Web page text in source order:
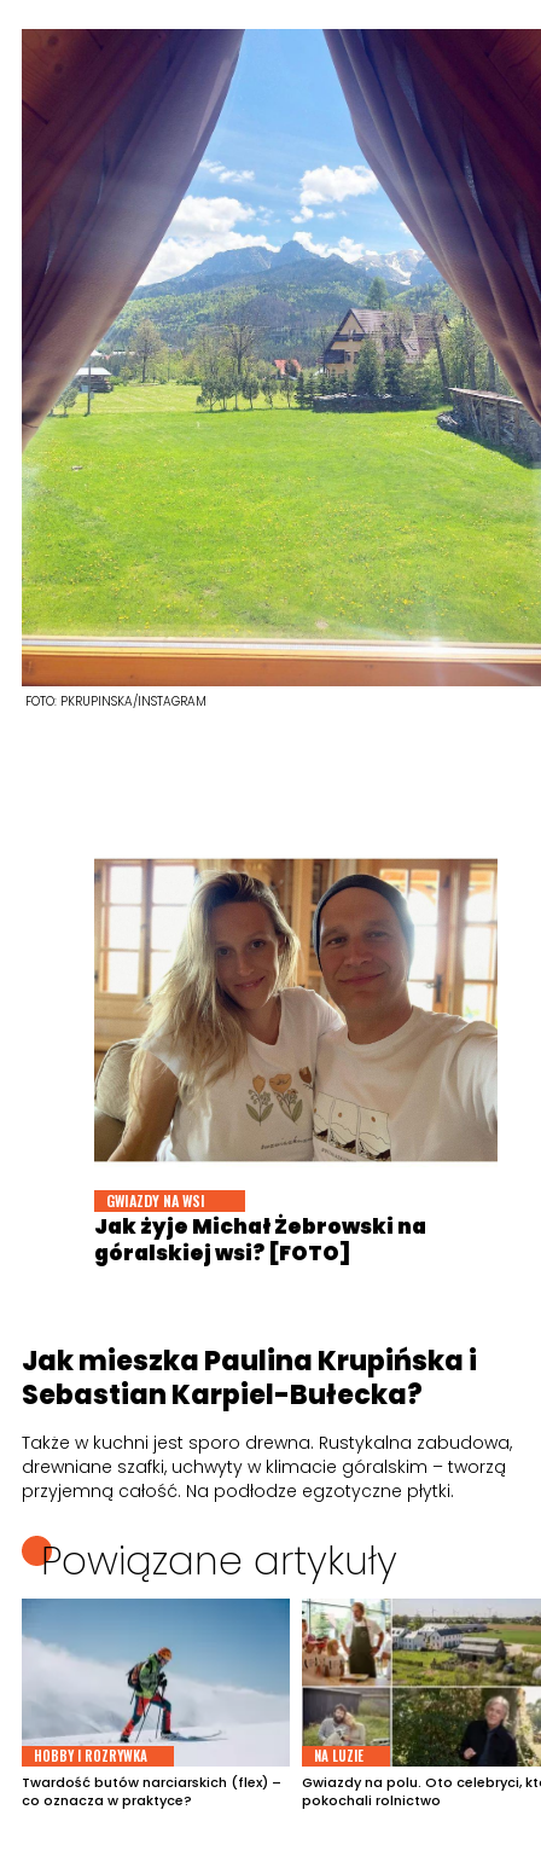
FOTO: PKRUPINSKA/INSTAGRAM
GWIAZDY NA WSI
Jak żyje Michał Żebrowski na
góralskiej wsi? [FOTO]
Jak mieszka Paulina Krupińska i
Sebastian Karpiel-Bułecka?
Także w kuchni jest sporo drewna. Rustykalna zabudowa,
drewniane szafki, uchwyty w klimacie góralskim – tworzą
przyjemną całość. Na podłodze egzotyczne płytki.
Powiązane artykuły
HOBBY I ROZRYWKA
Twardość butów narciarskich (flex) –
co oznacza w praktyce?
NA LUZIE
Gwiazdy na polu. Oto celebryci,
pokochali rolnictwo